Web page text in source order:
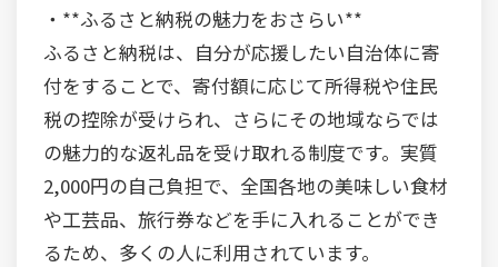
・**ふるさと納税の魅力をおさらい**
ふるさと納税は、自分が応援したい自治体に寄
付をすることで、寄付額に応じて所得税や住民
税の控除が受けられ、さらにその地域ならでは
の魅力的な返礼品を受け取れる制度です。実質
2,000円の自己負担で、全国各地の美味しい食材
や工芸品、旅行券などを手に入れることができ
るため、多くの人に利用されています。